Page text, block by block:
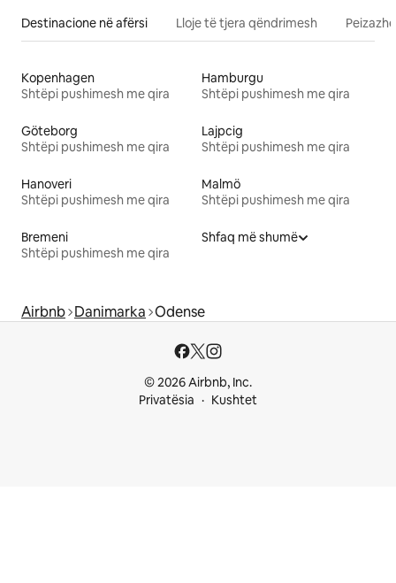
Destinacione në afërsi Lloje të tjera qëndrimesh
Kopenhagen
Shtëpi pushimesh me qira
Hamburgu
Shtëpi pushimesh me qira
Göteborg
Shtëpi pushimesh me qira
Lajpcig
Shtëpi pushimesh me qira
Hanoveri
Shtëpi pushimesh me qira
Malmö
Shtëpi pushimesh me qira
Bremeni
Shtëpi pushimesh me qira
Shfaq më shumë
Airbnb Danimarka Odense
© 2026 Airbnb, Inc.
Privatësia
Kushtet